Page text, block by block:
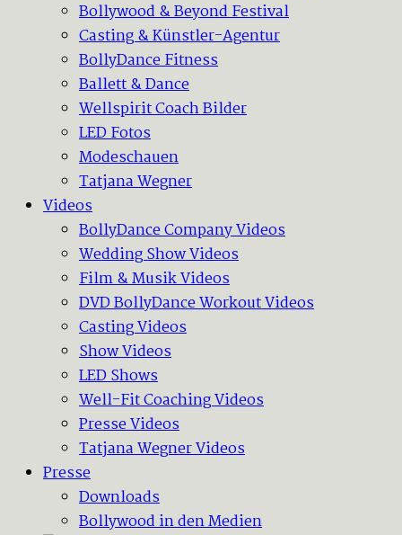
Bollywood & Beyond Festival
Casting & Künstler-Agentur
BollyDance Fitness
Ballett & Dance
Wellspirit Coach Bilder
LED Fotos
Modeschauen
Tatjana Wegner
Videos
BollyDance Company Videos
Wedding Show Videos
Film & Musik Videos
DVD BollyDance Workout Videos
Casting Videos
Show Videos
LED Shows
Well-Fit Coaching Videos
Presse Videos
Tatjana Wegner Videos
Presse
Downloads
Bollywood in den Medien